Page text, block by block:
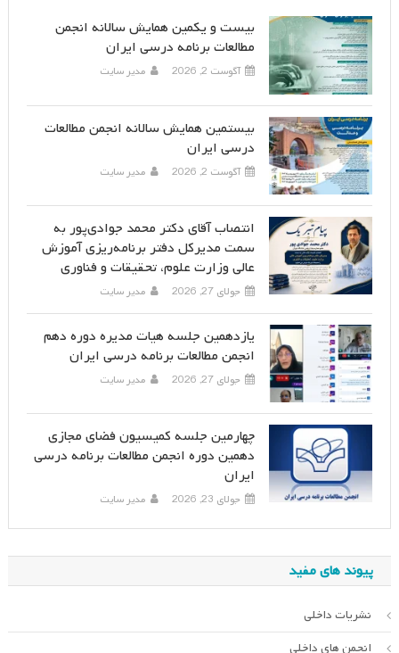
بیست و یکمین همایش سالانه انجمن
مطالعات برنامه درسی ایران
آگوست 2, 2026 مدیر سایت
بیستمین همایش سالانه انجمن مطالعات
درسی ایران
آگوست 2, 2026 مدیر سایت
انتصاب آقای دکتر محمد جوادی‌پور به
سمت مدیرکل دفتر برنامه‌ریزی آموزش
عالی وزارت علوم، تحقیقات و فناوری
جولای 27, 2026 مدیر سایت
یازدهمین جلسه هیات مدیره دوره دهم
انجمن مطالعات برنامه درسی ایران
جولای 27, 2026 مدیر سایت
چهارمین جلسه کمیسیون فضای مجازی
دهمین دوره انجمن مطالعات برنامه درسی
ایران
جولای 23, 2026 مدیر سایت
پیوند های مفید
نشریات داخلی
انجمن های داخلی